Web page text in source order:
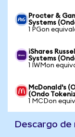
Procter &
Systems
1 PGon
iShares
Systems
1 IWMon
McDonald's
(Ondo
1 MCDon
Descargo de